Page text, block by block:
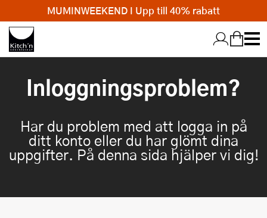
Hopp till huvudinnehållet
Inloggningsproblem?
Har du problem med att logga in på
ditt konto eller du har glömt dina
uppgifter. På denna sida hjälper vi dig!
MUMINWEEKEND I Upp till 40% rabatt